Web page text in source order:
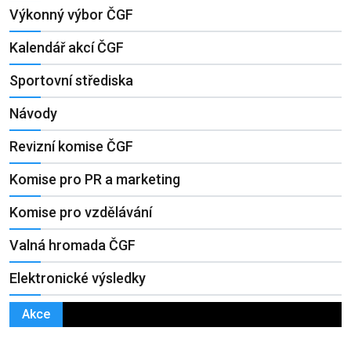
Výkonný výbor ČGF
Kalendář akcí ČGF
Sportovní střediska
Návody
Revizní komise ČGF
Komise pro PR a marketing
Komise pro vzdělávání
Valná hromada ČGF
Elektronické výsledky
Akce